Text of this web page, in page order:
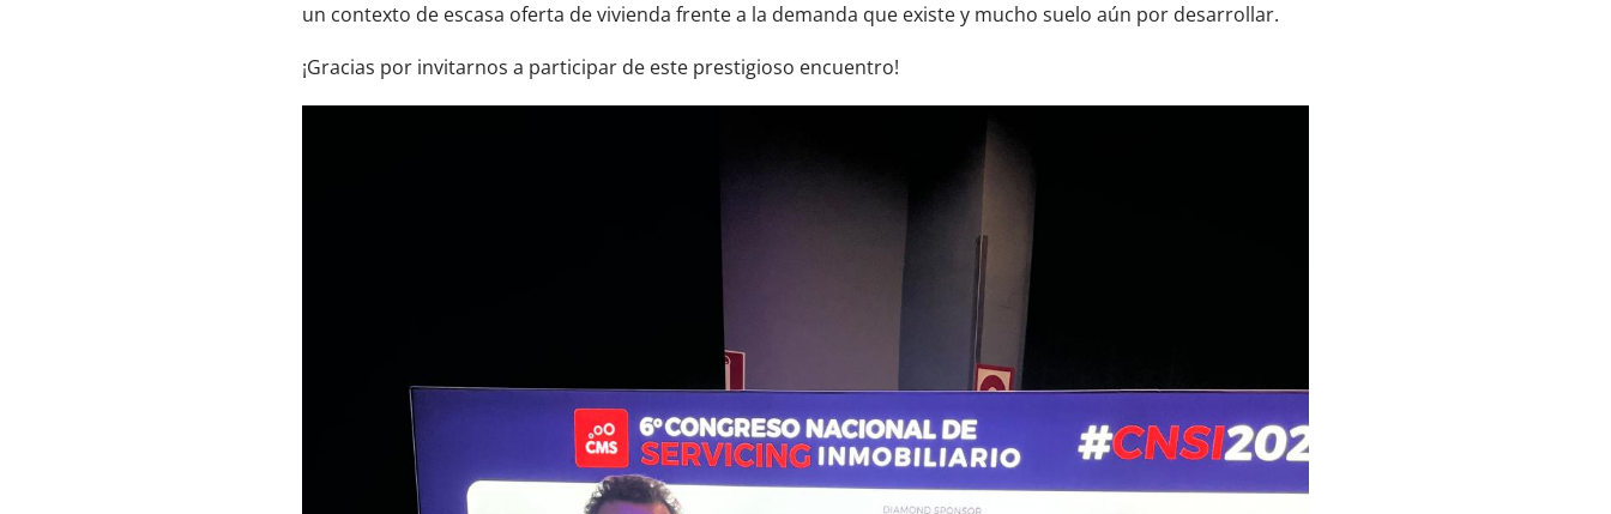
un contexto de escasa oferta de vivienda frente a la demanda que existe y mucho suelo aún por desarrollar.
¡Gracias por invitarnos a participar de este prestigioso encuentro!